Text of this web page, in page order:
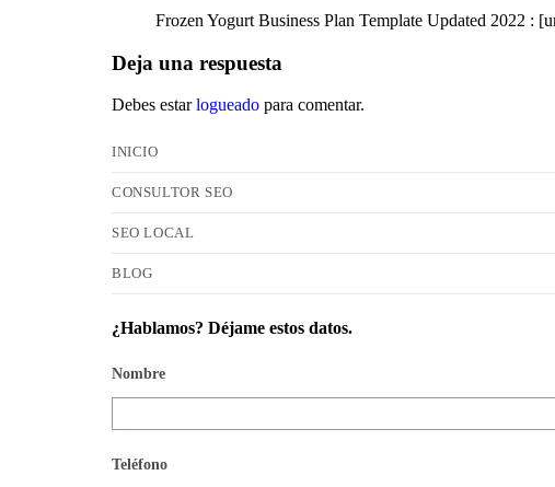
Frozen Yogurt Business Plan Template Updated 2022 :
Deja una respuesta
Debes estarlogueado para comentar.
INICIO
CONSULTOR SEO
SEO LOCAL
BLOG
¿Hablamos? Déjame estos datos.
Nombre
Teléfono